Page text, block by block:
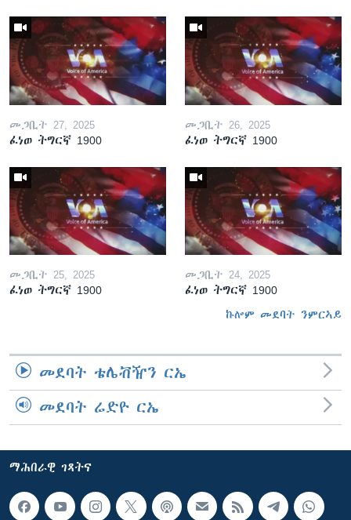
መጋቢት 27, 2025
ፈነወ ትግርኛ 1900
መጋቢት 26, 2025
ፈነወ ትግርኛ 1900
መጋቢት 25, 2025
ፈነወ ትግርኛ 1900
መጋቢት 24, 2025
ፈነወ ትግርኛ 1900
ኩሎም መደባት ንምርኣይ
መደባት ቴሌቭዥን ርኤ
መደባት ሬድዮ ርኤ
ማሕበራዊ ገጻትና